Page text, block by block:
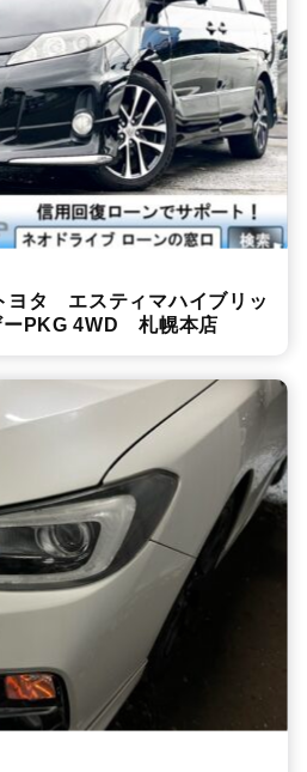
ヨタ エスティマハイブリッ
PKG 4WD 札幌本店